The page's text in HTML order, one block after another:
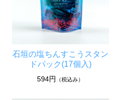
石垣の塩ちんすこうスタン
ドパック(17個入)
594円 （税込み）